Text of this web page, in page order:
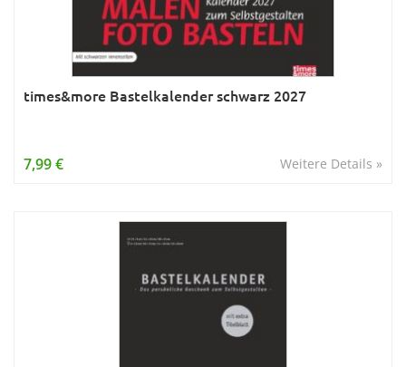
times&more Bastelkalender schwarz 2027
Weitere Details »
7,99 €